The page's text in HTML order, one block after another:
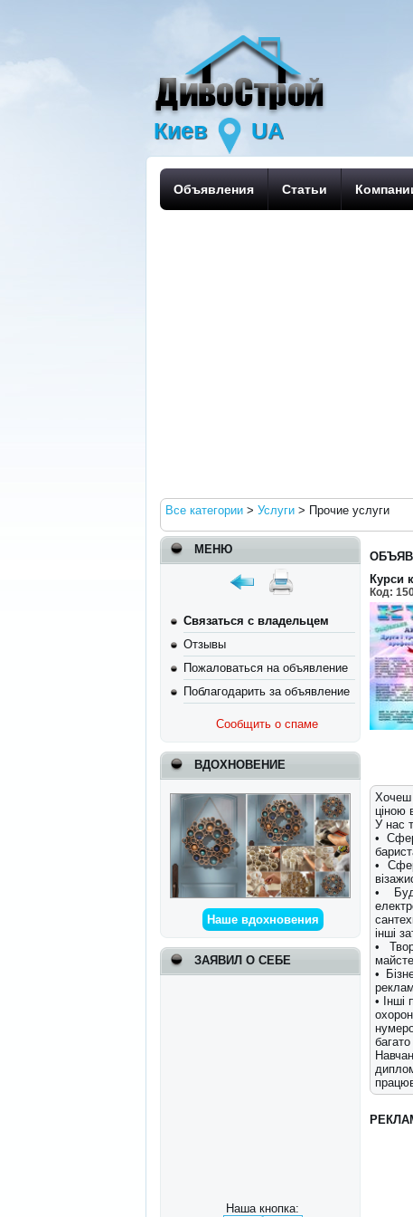
Киев UA
Объявления Статьи
Все категории >Услуги > Прочие услуги
МЕНЮ
Связаться с владельцем
Отзывы
Пожаловаться на объявление
Поблагодарить за объявление
Сообщить о спаме
ВДОХНОВЕНИЕ
Наше вдохновения
ЗАЯВИЛ О СЕБЕ
Наша кнопка:
Курси
Код:
Хочеш
ціною
У нас
•
•
•
інші
•
•
• Інші